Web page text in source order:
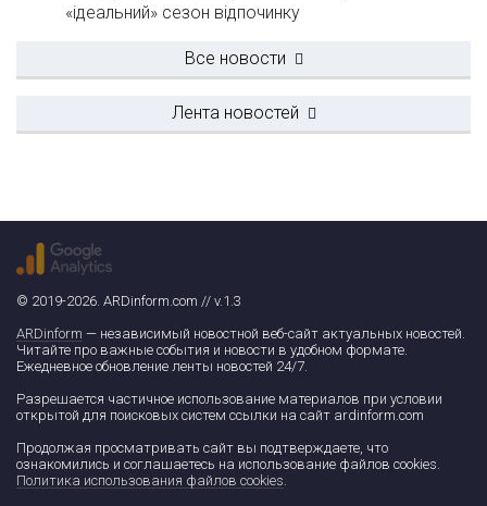
«ідеальний» сезон відпочинку
Все новости
Лента новостей
© 2019-2026. ARDinform.com // v.1.3
ARDinform — независимый новостной веб-сайт актуальных новостей.
Читайте про важные события и новости в удобном формате.
Ежедневное обновление ленты новостей 24/7.
Разрешается частичное использование материалов при условии
открытой для поисковых систем ссылки на сайт ardinform.com
Продолжая просматривать сайт вы подтверждаете, что
ознакомились и соглашаетесь на использование файлов cookies.
Политика использования файлов cookies.